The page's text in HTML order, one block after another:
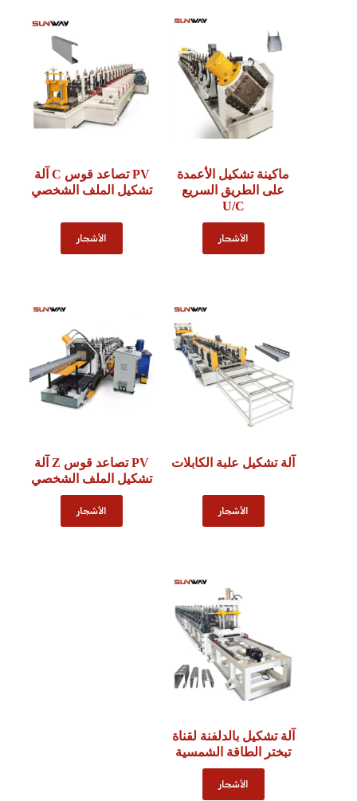
ماكينة تشكيل الأعمدة
على الطريق السريع
U/C
الأشجار
PV تصاعد قوس C آلة
تشكيل الملف الشخصي
الأشجار
آلة تشكيل علبة الكابلات
الأشجار
PV تصاعد قوس Z آلة
تشكيل الملف الشخصي
الأشجار
آلة تشكيل بالدلفنة لقناة
تبختر الطاقة الشمسية
الأشجار